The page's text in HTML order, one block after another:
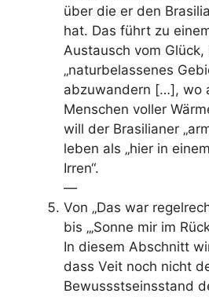
über die er den
hat. Das führt zu
Austausch vom Glück,
„naturbelassenes
abzuwandern […], wo
Menschen voller
will der Brasilianer
leben als „hier in
Irren“.
—
Von „Das war
bis „‚Sonne mir im
In diesem Abschnitt
dass Veit noch nicht
Bewussstseinsstand